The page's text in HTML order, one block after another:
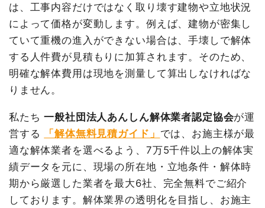
総額 373万4,390円
品名 数量 単価
金額
内装解体店舗41坪2階建
て
41坪 75,120円 3,079,900円
室内残置物撤去
1式
120,000円
残土撤去
1式
30,000円
家具・家電処分
1式
15,000円
諸経費
150,000円
値引き
0円
は、工事内容だけではなく取り壊す建物や立地状況
によって価格が変動します。例えば、建物が密集し
ていて重機の進入ができない場合は、手壊しで解体
する人件費が見積もりに加算されます。そのため、
明確な解体費用は現地を測量して算出しなければな
りません。
私たち一般社団法人あんしん解体業者認定協会が運
営する
「解体無料見積ガイド」 では、お施主様が最
適な解体業者を選べるよう、7万5千件以上の解体実
績データを元に、現場の所在地・立地条件・解体時
期から厳選した業者を最大6社、完全無料でご紹介
しております。解体業界の透明化を目指し、お施主